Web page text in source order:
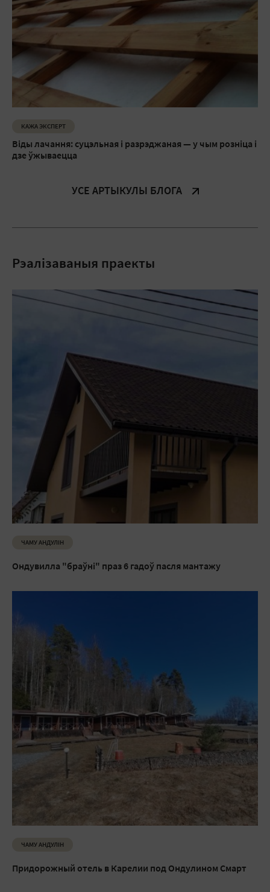
КАЖА ЭКСПЕРТ
Віды лачання: суцэльная і разрэджаная — у чым розніца і
дзе ўжываецца
УСЕ АРТЫКУЛЫ БЛОГА
Рэалізаваныя праекты
ЧАМУ АНДУЛIН
Ондувилла "браўні" праз 6 гадоў пасля мантажу
ЧАМУ АНДУЛIН
Придорожный отель в Карелии под Ондулином Смарт